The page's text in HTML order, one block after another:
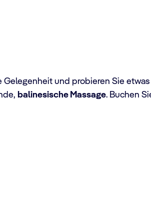
und probieren Sie
balinesische Massage. Buchen